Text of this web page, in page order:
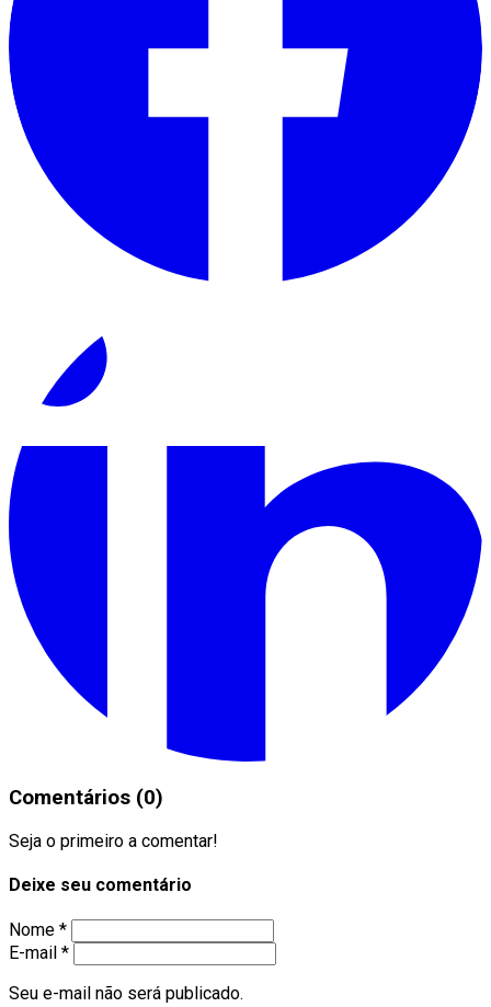
Comentários (0)
Seja o primeiro a comentar!
Deixe seu comentário
Nome *
E-mail *
Seu e-mail não será publicado.